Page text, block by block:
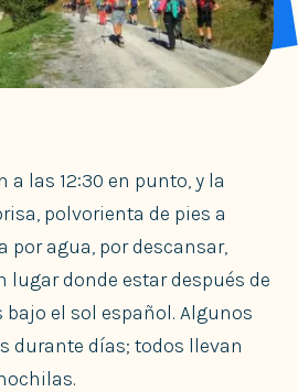
a las 12:30 en punto, y la
polvorienta de pies a
por agua, por descansar,
donde estar después de
el sol español. Algunos
durante días; todos llevan